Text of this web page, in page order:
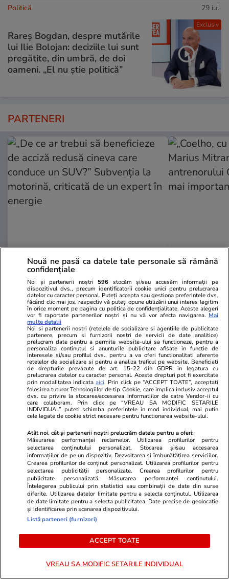
Exclusiv
Politică 29 iul.
Rareș Bogdan, despre mutările
lui Ilie Bolojan: deciziile lui sunt
pregătite, din umbră, de doi
oameni. „El nu știe politică”
PARTENERI
„De ce ar trebui să beneficieze de
acciză redusă cineva care conduce
un SUV?” Subvenția la motorină,
criticată de un expert în energie
„Coelho, cu
Marius
antrenorului
mai
PARTENERI
Elle.ro
Este vestea momentului în
showbiz! La 53 de ani, celebra
actriță a anunțat oficial nașterea
celui de-al treilea copil al său:
Unica.ro
Mirabela
flancată de
Nouă ne pasă ca datele tale personale să rămână
confidențiale
Noi și partenerii noștri 596 stocăm și/sau accesăm informații pe
dispozitivul dvs., precum identificatorii cookie unici pentru prelucrarea
datelor cu caracter personal. Puteți accepta sau gestiona preferințele dvs.
făcând clic mai jos, respectiv vă puteți opune utilizării unui interes legitim
în orice moment pe pagina cu politica de confidențialitate. Aceste alegeri
vor fi raportate partenerilor noștri și nu vă vor afecta navigarea. Mai
multe detalii
Noi si partenerii nostri (retelele de socializare si agentiile de publicitate
partenere, precum si furnizorii nostri de servicii de date analitice)
prelucram date pentru a permite website-ului sa functioneze, pentru a
personaliza continutul si anunturile publicitare afisate in functie de
interesele si/sau profilul dvs., pentru a va oferi functionalitati aferente
retelelor de socializare si pentru a analiza traficul pe website. Beneficiati
de drepturile prevazute de art. 15-22 din GDPR in legatura cu
prelucrarea datelor cu caracter personal. Aceste drepturi pot fi exercitate
prin modalitatea indicataaici. Prin click pe “ACCEPT TOATE”, acceptati
folosirea tuturor Tehnologiilor de tip Cookie, care implica inclusiv acceptul
dvs. cu privire la stocarea/accesarea informatiilor de catre Vendor-ii cu
care colaboram. Prin click pe “VREAU SA MODIFIC SETARILE
INDIVIDUAL” puteti schimba preferintele in mod individual, mai putin
cele legate de cookie strict necesare pentru functionarea website-ului.
Atât noi, cât și partenerii noștri prelucrăm datele pentru a oferi:
Măsurarea performanței reclamelor. Utilizarea profilurilor pentru
selectarea conținutului personalizat. Stocarea și/sau accesarea
informațiilor de pe un dispozitiv. Dezvoltarea și îmbunătățirea serviciilor.
Crearea profilurilor de conținut personalizat. Utilizarea profilurilor pentru
selectarea publicității personalizate. Crearea profilurilor pentru
publicitate personalizată. Măsurarea performanței conținutului.
Înțelegerea publicului prin statistici sau combinații de date din surse
diferite. Utilizarea datelor limitate pentru a selecta conținutul. Utilizarea
de date limitate pentru a selecta publicitatea. Date precise de geolocație
și identificarea prin scanarea dispozitivului.
Listă parteneri (furnizori)
ACCEPT TOATE
VREAU SA MODIFIC SETARILE INDIVIDUAL